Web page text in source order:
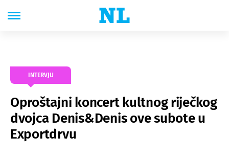
INTERVJU
Oproštajni koncert kultnog riječkog
dvojca Denis&Denis ove subote u
Exportdrvu